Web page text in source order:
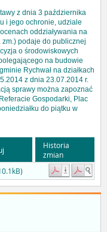
z dnia 3 października
i jego ochronie, udziale
oddziaływania na
zm.) podaje do publicznej
o środowiskowych
na budowie
Rychwał na działkach
z dnia 23.07.2014 r.
sprawy można zapoznać
Gospodarki, Plac
do piątku w
Historia
zmian